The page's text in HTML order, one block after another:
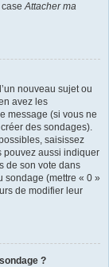
caseAttacher ma
nouveau sujet ou
avez les
message (si vous ne
des sondages).
saisissez
pouvez aussi indiquer
de son vote dans
sondage (mettre « 0 »
de modifier leur
?